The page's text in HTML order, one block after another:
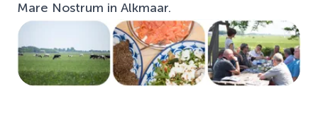
Mare Nostrum in Alkmaar.